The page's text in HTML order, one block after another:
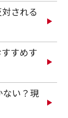
される
すめす
ない？現